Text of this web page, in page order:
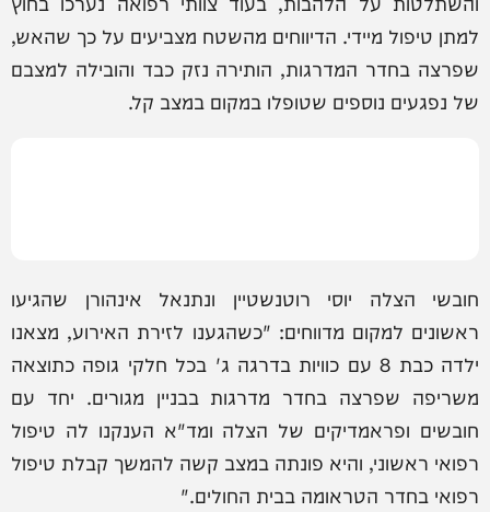
למתן טיפול מיידי. הדיווחים מהשטח מצביעים על כך שהאש,
שפרצה בחדר המדרגות, הותירה נזק כבד והובילה למצבם
של נפגעים נוספים שטופלו במקום במצב קל.
חובשי הצלה יוסי רוטנשטיין ונתנאל אינהורן שהגיעו
ראשונים למקום מדווחים: "כשהגענו לזירת האירוע, מצאנו
ילדה כבת 8 עם כוויות בדרגה ג' בכל חלקי גופה כתוצאה
משריפה שפרצה בחדר מדרגות בבניין מגורים. יחד עם
חובשים ופראמדיקים של הצלה ומד"א הענקנו לה טיפול
רפואי ראשוני, והיא פונתה במצב קשה להמשך קבלת טיפול
רפואי בחדר הטראומה בבית החולים."